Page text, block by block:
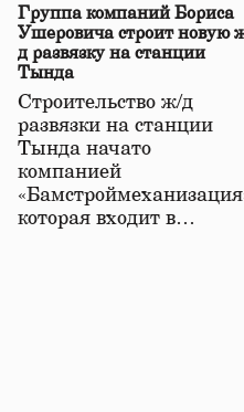
Группа компаний Бориса
Ушеровича строит новую
д развязку на станции
Тында
Строительство ж/д
развязки на станции
Тында начато
компанией
которая входит в…